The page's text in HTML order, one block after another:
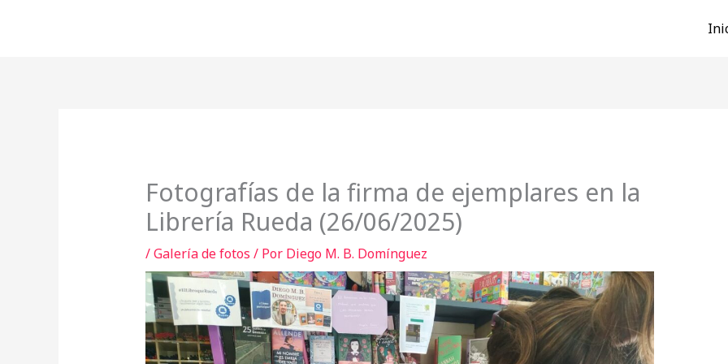
Fotografías de la firma de ejemplares en la
Librería Rueda (26/06/2025)
/Galería de fotos / Por Diego M. B. Domínguez